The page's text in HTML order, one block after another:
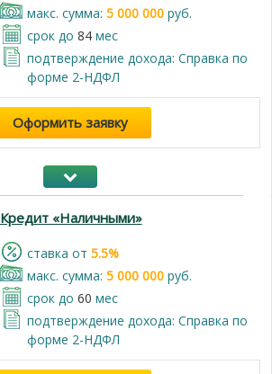
макс. сумма: 5 000 000руб.
срок до 84мес
подтверждение дохода: Справка по
форме 2-НДФЛ
Оформить заявку
Кредит «Наличными»
cтавка от 5.5%
макс. сумма: 5 000 000руб.
срок до 60 мес
подтверждение дохода: Справка по
форме 2-НДФЛ